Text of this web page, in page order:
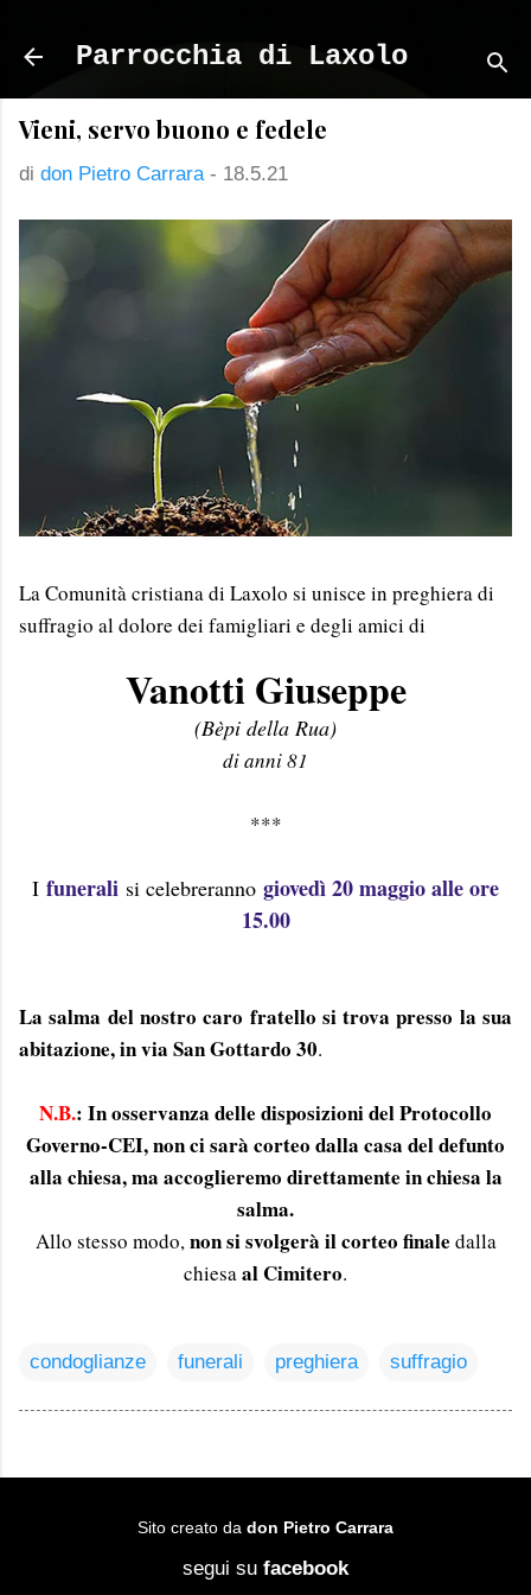
Parrocchia di Laxolo
Vieni, servo buono e fedele
di don Pietro Carrara - 18.5.21
La Comunità cristiana di Laxolo si unisce in preghiera di
suffragio al dolore dei famigliari e degli amici di
Vanotti Giuseppe
(Bèpi della Rua)
di anni 81
***
I funerali si celebreranno giovedì 20 maggio alle ore
15.00
La salma del nostro caro fratello si trova presso la sua
abitazione, in via San Gottardo 30.
N.B.: In osservanza delle disposizioni del Protocollo
Governo-CEI,non ci sarà corteo dalla casa del defunto
alla chiesa, ma accoglieremo direttamente in chiesa la
salma.
Allo stesso modo,non si svolgerà il corteo finale dalla
chiesaal Cimitero.
condoglianze funerali preghiera suffragio
Sito creato da don Pietro Carrara
segui su facebook